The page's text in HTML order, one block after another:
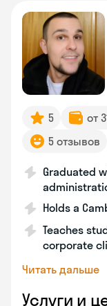
5 от
5 отзывов
Graduated
Holds a
Teaches
corporate
Читать дальше
Услуги и